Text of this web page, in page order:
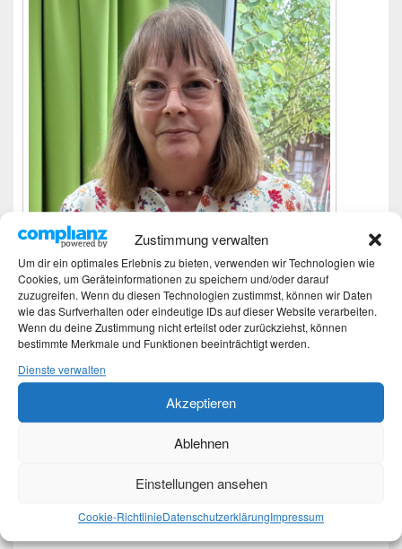
Zustimmung verwalten
Um dir ein optimales Erlebnis zu bieten, verwenden wir Technologien wie
Cookies, um Geräteinformationen zu speichern und/oder darauf
zuzugreifen. Wenn du diesen Technologien zustimmst, können wir Daten
wie das Surfverhalten oder eindeutige IDs auf dieser Website verarbeiten.
Wenn du deine Zustimmung nicht erteilst oder zurückziehst, können
bestimmte Merkmale und Funktionen beeinträchtigt werden.
Dienste verwalten
Akzeptieren
Ablehnen
Einstellungen ansehen
Cookie-RichtlinieDatenschutzerklärungImpressum
Ich bin Martina und Autorin dieses Blogs.
Mehr Infos unter About me.
Neueste Beiträge